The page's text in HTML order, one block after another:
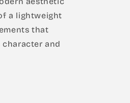
a lightweight
that
and